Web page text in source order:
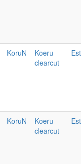
KoruN
Koeru
clearcut
KoruN
Koeru
clearcut